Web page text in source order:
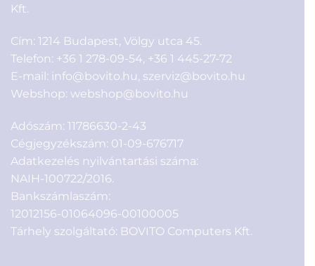
Kft.
Cím: 1214 Budapest, Völgy utca 45.
Telefon: +36 1 278-09-54, +36 1 445-27-72
E-mail: info@bovito.hu, szerviz@bovito.hu
Webshop: webshop@bovito.hu
Adószám: 11786630-2-43
Cégjegyzékszám: 01-09-676717
Adatkezelés nyilvántartási száma:
NAIH-100722/2016.
Bankszámlaszám:
12012156-01064096-00100005
Tárhely szolgáltató: BOVITO Computers Kft.